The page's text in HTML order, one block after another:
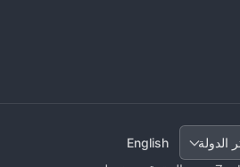
الدولة
English